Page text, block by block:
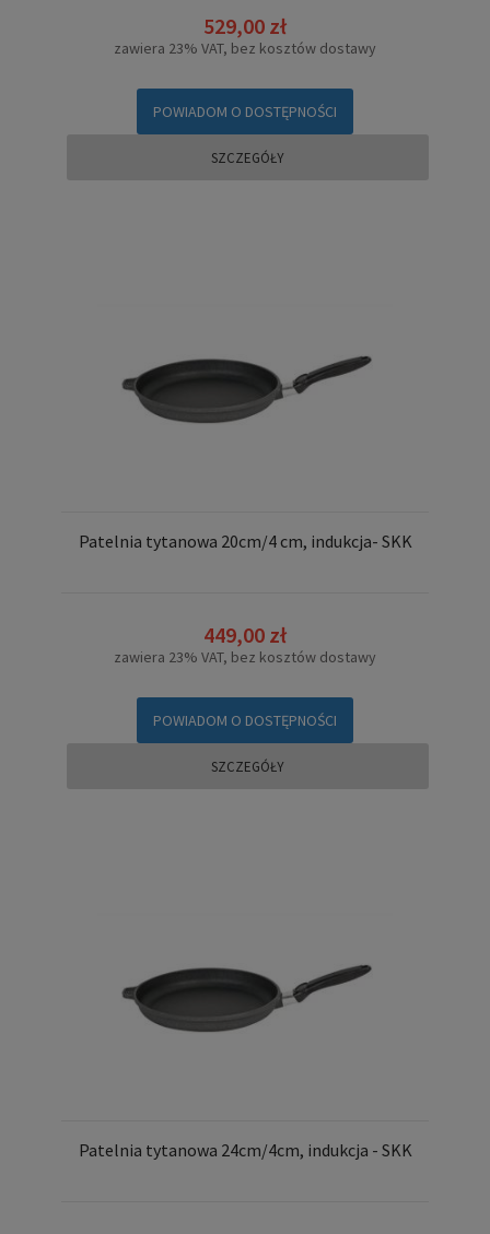
529,00 zł
zawiera 23% VAT, bez kosztów dostawy
POWIADOM O DOSTĘPNOŚCI
SZCZEGÓŁY
Patelnia tytanowa 20cm/4 cm, indukcja- SKK
449,00 zł
zawiera 23% VAT, bez kosztów dostawy
POWIADOM O DOSTĘPNOŚCI
SZCZEGÓŁY
Patelnia tytanowa 24cm/4cm, indukcja - SKK